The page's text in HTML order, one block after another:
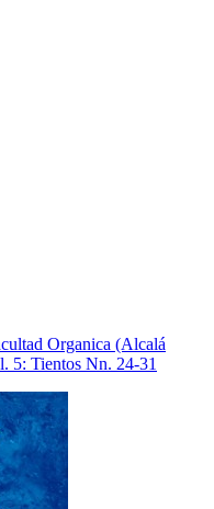
Organica (Alcalá
5: Tientos Nn. 24-31